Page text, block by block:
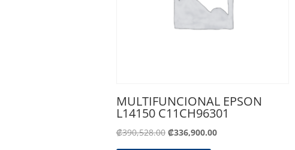
MULTIFUNCIONAL EPSON
L14150 C11CH96301
₡390,528.00 El
₡336,900.00El